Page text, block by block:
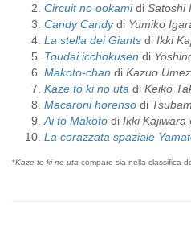
Circuit no ookamidi Satoshi
Candy Candydi Yumiko
La stella dei Giants di Ikki
Toudai icchokusen di
Makoto-chan di Kazuo
Kaze to ki no uta di Keiko
Macaroni horenso di
Ai to Makoto di Ikki Kajiwara
La corazzata spaziale
*Kaze to ki no uta compare sia nella classifica